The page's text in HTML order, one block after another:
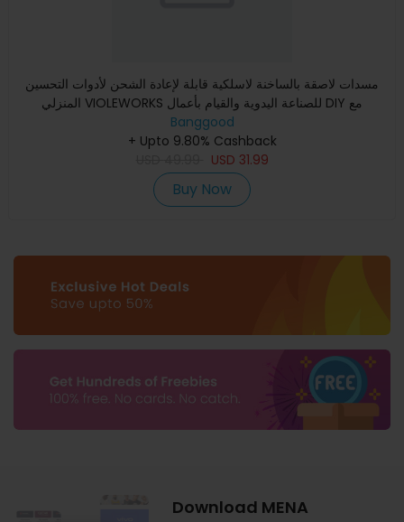
مسدات لاصقة بالساخنة لاسلكية قابلة لإعادة الشحن لأدوات التحسين
المنزلي VIOLEWORKS للصناعة اليدوية والقيام بأعمال DIY مع
Banggood
+ Upto 9.80% Cashback
USD 31.99
Buy Now
Download MENA